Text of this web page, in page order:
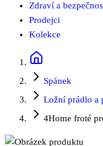
Zdraví a
Prodejci
Kolekce
Spánek
Ložní prádlo a
4Home froté